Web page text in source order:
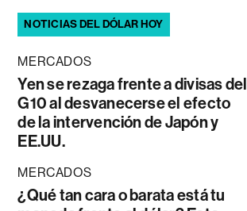
NOTICIAS DEL DÓLAR HOY
MERCADOS
Yen se rezaga frente a divisas del
G10 al desvanecerse el efecto
de la intervención de Japón y
EE.UU.
MERCADOS
¿Qué tan cara o barata está tu